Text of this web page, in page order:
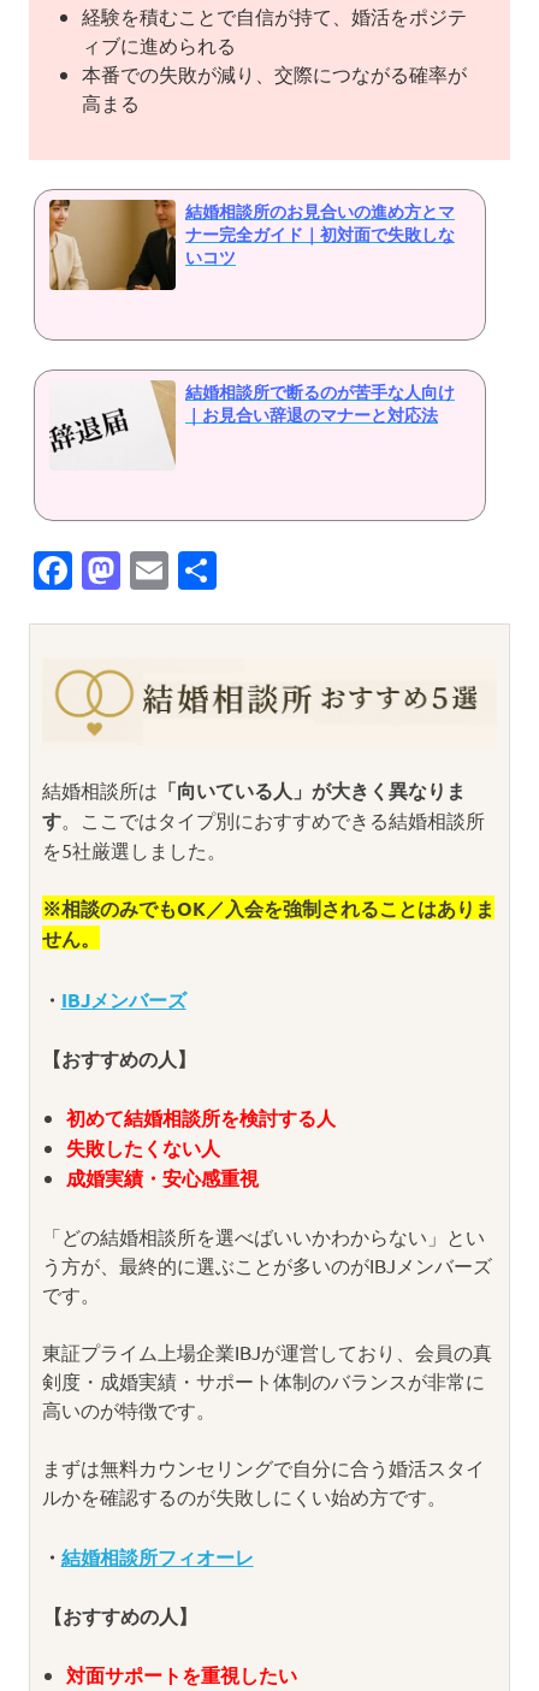
経験を積むことで自信が持て、婚活をポジテ
ィブに進められる
本番での失敗が減り、交際につながる確率が
高まる
結婚相談所のお見合いの進め方とマ
ナー完全ガイド｜初対面で失敗しな
いコツ
結婚相談所で断るのが苦手な人向け
｜お見合い辞退のマナーと対応法
Facebook
Mastodon
Email
結婚相談所は 「向いている人」が大きく異なりま
す。ここではタイプ別におすすめできる結婚相談所
を5社厳選しました。
※相談のみでもOK／入会を強制されることはありま
せん。
・ IBJメンバーズ
【おすすめの人】
初めて結婚相談所を検討する人
失敗したくない人
成婚実績・安心感重視
「どの結婚相談所を選べばいいかわからない」とい
う方が、最終的に選ぶことが多いのがIBJメンバーズ
です。
東証プライム上場企業IBJが運営しており、会員の真
剣度・成婚実績・サポート体制のバランスが非常に
高いのが特徴です。
まずは無料カウンセリングで自分に合う婚活スタイ
ルかを確認するのが失敗しにくい始め方です。
・ 結婚相談所フィオーレ
【おすすめの人】
対面サポートを重視したい